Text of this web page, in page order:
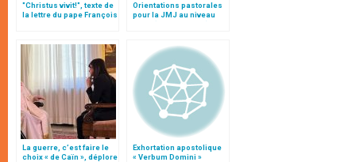
"Christus vivit!", texte de
la lettre du pape François
Orientations pastorales
pour la JMJ au niveau
local (texte intégral)
La guerre, c’est faire le
choix « de Caïn », déplore
Exhortation apostolique
« Verbum Domini »